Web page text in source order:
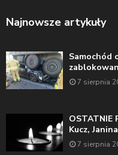
Najnowsze artykuły
Samochód
7 sierpnia
OSTATNIE
Kucz,
7 sierpnia